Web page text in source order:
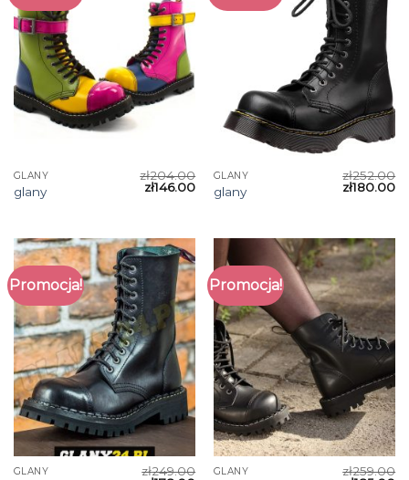
GLANY
glany
zł204.00
zł146.00
GLANY
glany
zł252.00
zł180.00
Promocja!
GLANY zł249.00
Promocja!
GLANY zł259.00